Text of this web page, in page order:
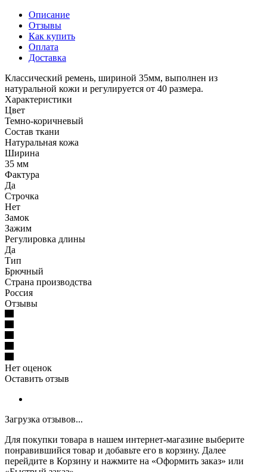
Описание
Отзывы
Как купить
Оплата
Доставка
Классический ремень, шириной 35мм, выполнен из
натуральной кожи и регулируется от 40 размера.
Характеристики
Цвет
Темно-коричневый
Состав ткани
Натуральная кожа
Ширина
35 мм
Фактура
Да
Строчка
Нет
Замок
Зажим
Регулировка длины
Да
Тип
Брючный
Страна производства
Россия
Отзывы
Нет оценок
Оставить отзыв
Загрузка отзывов...
Для покупки товара в нашем интернет-магазине выберите
понравившийся товар и добавьте его в корзину. Далее
перейдите в Корзину и нажмите на «Оформить заказ» или